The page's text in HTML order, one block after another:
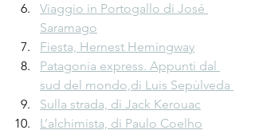
Viaggio in Portogallo di José
Saramago
Fiesta, Hernest Hemingway
Patagonia express. Appunti dal
sud del mondo,di Luis Sepùlveda
Sulla strada, di Jack Kerouac
L’alchimista, di Paulo Coelho